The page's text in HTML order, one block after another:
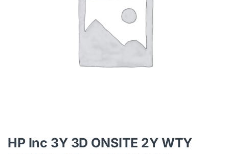
HP Inc 3Y 3D ONSITE 2Y WTY